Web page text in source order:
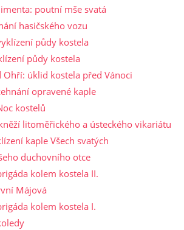
poutní mše svatá
hasičského vozu
půdy kostela
půdy kostela
úklid kostela před Vánoci
opravené kaple
kostelů
litoměřického a ústeckého vikariátu
kaple Všech svatých
duchovního otce
kolem kostela II.
Májová
kolem kostela I.